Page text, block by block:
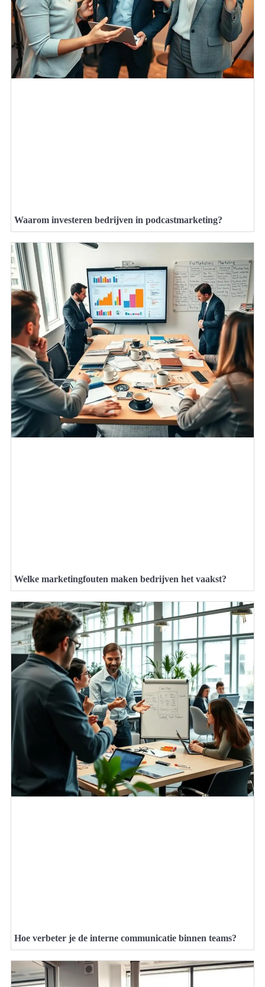
Waarom investeren bedrijven in podcastmarketing?
Welke marketingfouten maken bedrijven het vaakst?
Hoe verbeter je de interne communicatie binnen teams?